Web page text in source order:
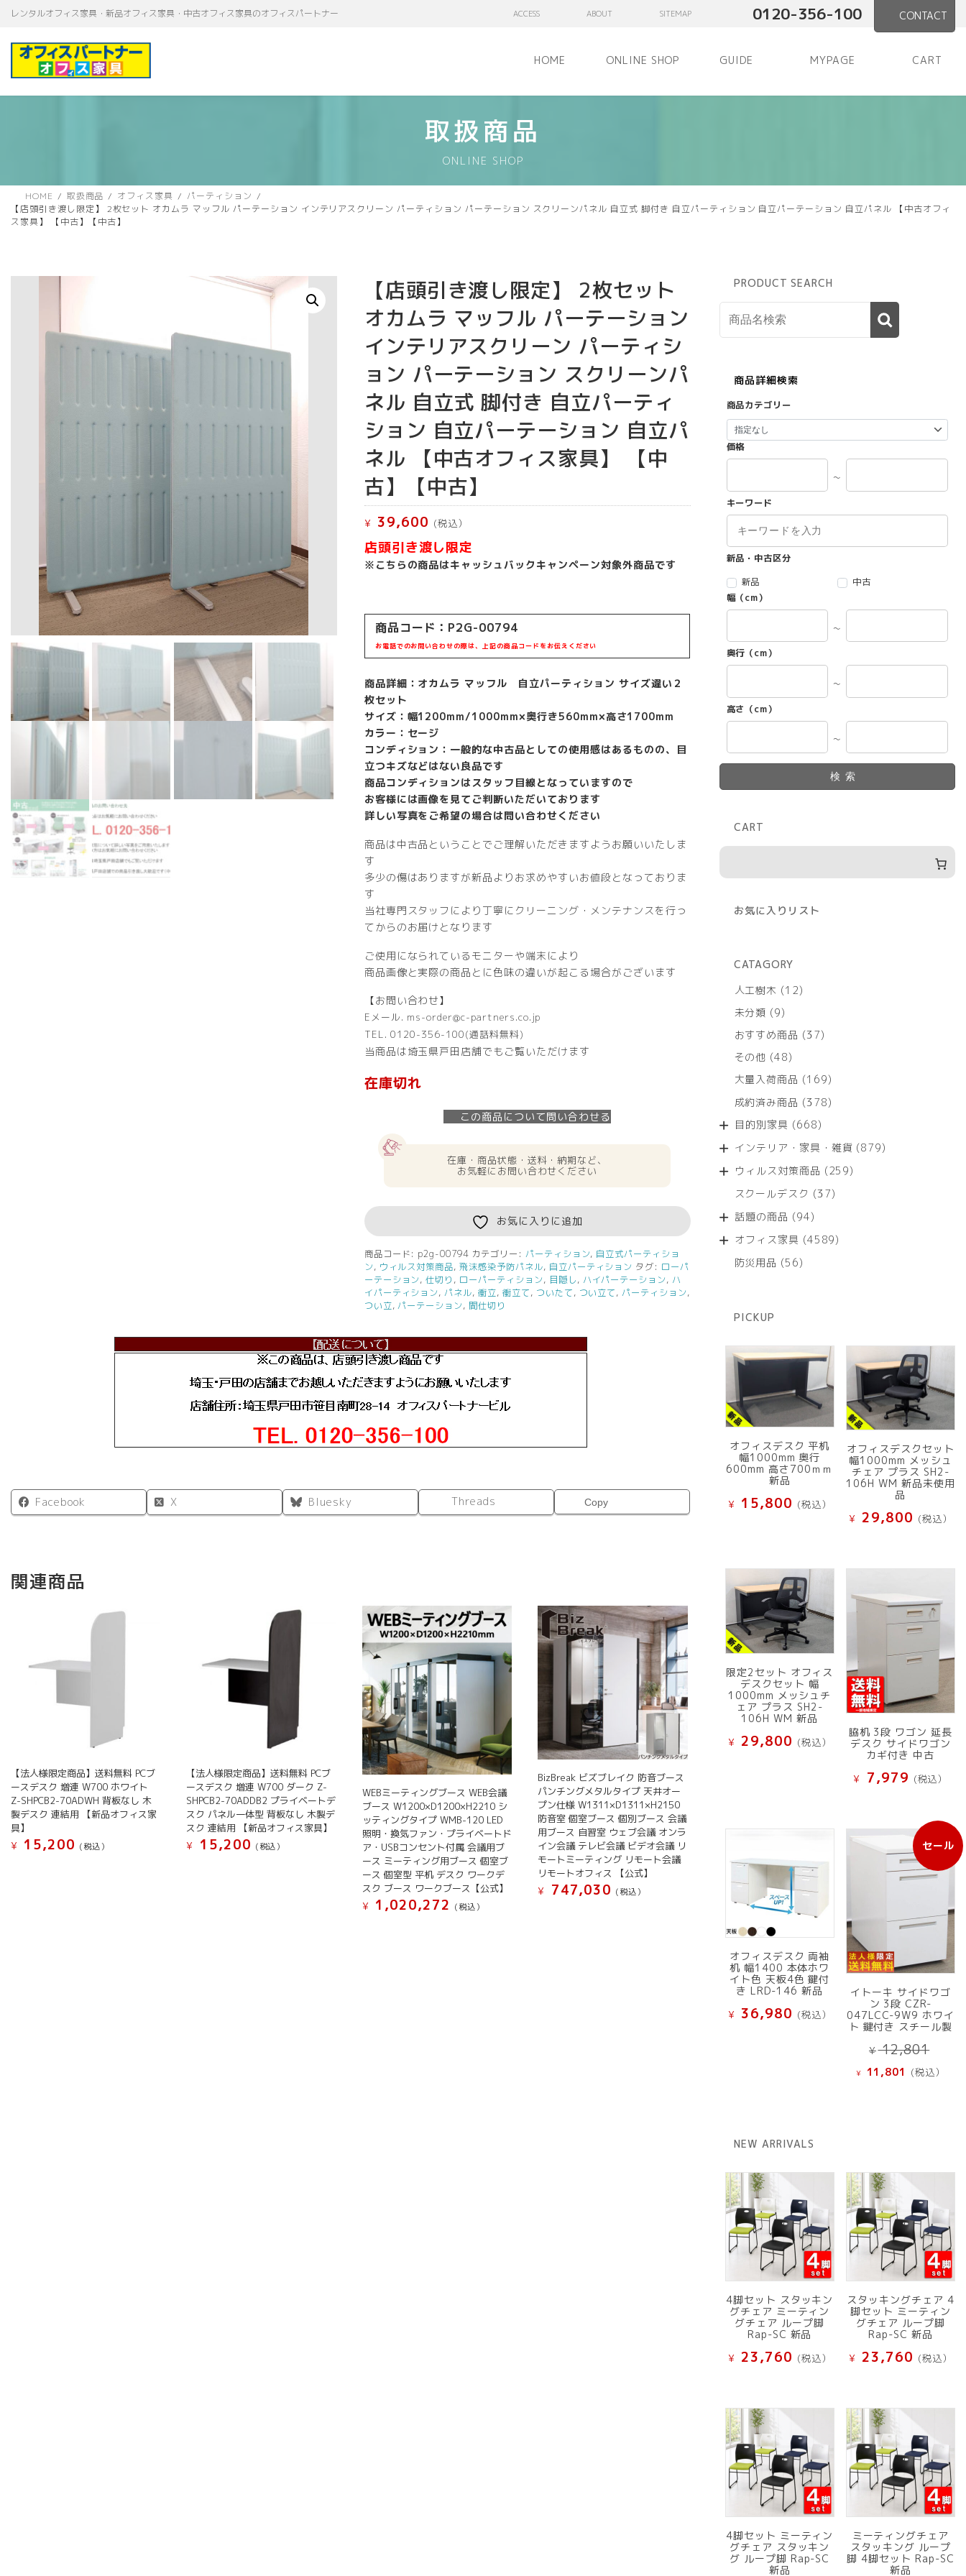
テ
ゲ
レンタルオフィス家具・新品オフィス家具・中古オフィス家具のオフィスパートナー ACCESS ABOUT SITEMAP 0120-356-100 CONTACT
HOME ONLINE SHOP GUIDE MYPAGE CART
取扱商品
ONLINE SHOP
HOME 取扱商品 オフィス家具
パーティション
【店頭引き渡し限定】 2枚セット オカムラ マッフル パーテーション インテリアスクリーン パーティション パーテーション スクリーンパネル 自立式 脚付き 自立パーティション 自立パーテーション 自立パネル 【中古オフィ
ス家具】 【中古】【中古】
【店頭引き渡し限定】 2枚セット
オカムラ マッフル パーテーション
インテリアスクリーン パーティシ
ョン パーテーション スクリーンパ
ネル 自立式 脚付き 自立パーティ
ション 自立パーテーション 自立パ
ネル 【中古オフィス家具】 【中
古】【中古】
¥ 39,600 (税込）
店頭引き渡し限定
※こちらの商品はキャッシュバックキャンペーン対象外商品です
商品コード：P2G-00794
お電話でのお問い合わせの際は、上記の商品コードをお伝えください
商品詳細：オカムラ マッフル 自立パーティション サイズ違い２
枚セット
サイズ：幅1200mm/1000mm×奥行き560mm×高さ1700mm
カラー：セージ
コンディション：一般的な中古品としての使用感はあるものの、目
立つキズなどはない良品です
商品コンディションはスタッフ目線となっていますので
お客様には画像を見てご判断いただいております
詳しい写真をご希望の場合は問い合わせください
商品は中古品ということでご理解いただきますようお願いいたしま
す
多少の傷はありますが新品よりお求めやすいお値段となっておりま
す
当社専門スタッフにより丁寧にクリーニング・メンテナンスを行っ
てからのお届けとなります
ご使用になられているモニターや端末により
商品画像と実際の商品とに色味の違いが起こる場合がございます
【お問い合わせ】
Eメール. ms-order@c-partners.co.jp
TEL. 0120-356-100(通話料無料)
当商品は埼玉県戸田店舗でもご覧いただけます
在庫切れ
この商品について問い合わせる
在庫・商品状態・送料・納期など、
お気軽にお問い合わせください
お気に入りに追加
商品コード: p2g-00794 カテゴリー: パーティション, 自立式パーティショ
ン, ウィルス対策商品,飛沫感染予防パネル, 自立パーティション タグ: ローパ
ーテーション,仕切り , ローパーティション, 目隠し, ハイパーテーション, ハ
イパーティション,パネル,衝立, 衝立て, ついたて, つい立て,パーティション,
つい立,パーテーション, 間仕切り
Facebook X Bluesky Threads Copy
関連商品
【法人様限定商品】送料無料 PCブ
ースデスク 増連 W700 ホワイト
Z-SHPCB2-70ADWH 背板なし 木
製デスク 連結用 【新品オフィス家
具】
¥
15,200 (税込）
【法人様限定商品】送料無料 PCブ
ースデスク 増連 W700 ダーク Z-
SHPCB2-70ADDB2 プライベートデ
スク パネル一体型 背板なし 木製デ
スク 連結用 【新品オフィス家具】
¥
15,200 (税込）
WEBミーティングブース WEB会議
ブース W1200×D1200×H2210 シ
ッティングタイプ WMB-120 LED
照明・換気ファン・プライベートド
ア・USBコンセント付属 会議用ブ
ース ミーティング用ブース 個室ブ
ース 個室型 平机 デスク ワークデ
スク ブース ワークブース【公式】
¥
1,020,272 (税込）
BizBreak ビズブレイク 防音ブース
パンチングメタルタイプ 天井オー
プン仕様 W1311×D1311×H2150
防音室 個室ブース 個別ブース 会議
用ブース 自習室 ウェブ会議 オンラ
イン会議 テレビ会議 ビデオ会議 リ
モートミーティング リモート会議
リモートオフィス 【公式】
¥
747,030 (税込）
PRODUCT SEARCH
商品詳細検索
商品カテゴリー
価格
～
キーワード
新品・中古区分
新品
中古
幅（cm）
～
奥行（cm）
～
高さ（cm）
～
検索
CART
お気に入りリスト
CATAGORY
人工樹木
1212
商
未分類 99
の
商
おすすめ商品 3737
商
その他 4848
の
商
大量入荷商品 169169
の
成約済み商品 378378
商
目的別家具 668668
の
商
インテリア・家具・雑貨 879879
ウィルス対策商品 259259
スクールデスク 3737
商
話題の商品 9494
の
オフィス家具 45894589
防災用品 5656
PICKUP
オフィスデスク 平机
幅1000mm 奥行
600mm 高さ700ｍｍ
新品
¥ 15,800 (税込）
オフィスデスクセット
幅1000mm メッシュ
チェア プラス SH2-
106H WM 新品未使用
品
¥ 29,800 (税込）
限定2セット オフィス
デスクセット 幅
1000mm メッシュチ
ェア プラス SH2-
106H WM 新品
¥ 29,800 (税込）
脇机 3段 ワゴン 延長
デスク サイドワゴン
カギ付き 中古
¥ 7,979 (税込）
オフィスデスク 両袖
机 幅1400 本体ホワ
イト色 天板4色 鍵付
き LRD-146 新品
¥ 36,980 (税込）
セール
販
売
中
品
イトーキ サイドワゴ
ン 3段 CZR-
047LCC-9W9 ホワイ
ト 鍵付き スチール製
¥12,801
の
価
¥ 11,801 現
で
す。
(税込）
NEW ARRIVALS
4脚セット スタッキン
グチェア ミーティン
グチェア ループ脚
Rap-SC 新品
¥ 23,760 (税込）
スタッキングチェア 4
脚セット ミーティン
グチェア ループ脚
Rap-SC 新品
¥ 23,760 (税込）
4脚セット ミーティン
グチェア スタッキン
グ ループ脚 Rap-SC
新品
ミーティングチェア
スタッキング ループ
脚 4脚セット Rap-SC
新品